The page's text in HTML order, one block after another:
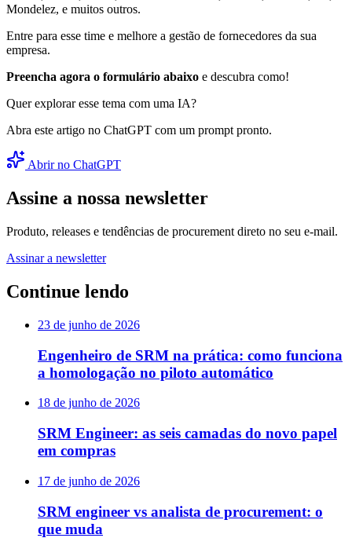
Mondelez, e muitos outros.
Entre para esse time e melhore a gestão de fornecedores da sua
empresa.
Preencha agora o formulário abaixo e descubra como!
Quer explorar esse tema com uma IA?
Abra este artigo no ChatGPT com um prompt pronto.
Abrir no ChatGPT
Assine a nossa newsletter
Produto, releases e tendências de procurement direto no seu e-mail.
Assinar a newsletter
Continue lendo
23 de junho de 2026
Engenheiro de SRM na prática: como funciona
a homologação no piloto automático
18 de junho de 2026
SRM Engineer: as seis camadas do novo papel
em compras
17 de junho de 2026
SRM engineer vs analista de procurement: o
que muda